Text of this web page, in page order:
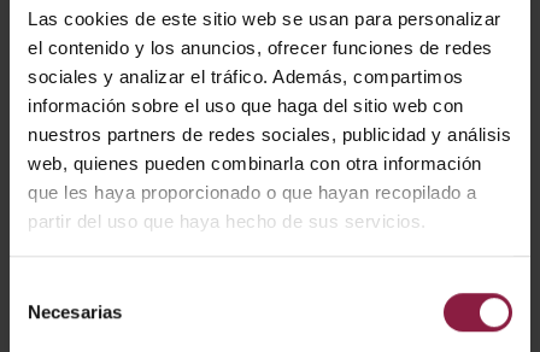
Las cookies de este sitio web se usan para personalizar
el contenido y los anuncios, ofrecer funciones de redes
sociales y analizar el tráfico. Además, compartimos
información sobre el uso que haga del sitio web con
nuestros partners de redes sociales, publicidad y análisis
web, quienes pueden combinarla con otra información
que les haya proporcionado o que hayan recopilado a
partir del uso que haya hecho de sus servicios.
Necesarias
Caja de montaje en superficie para MATTONE
Universal polycarbonate LED bricklight suitable for
residential and hospitality applications
Unique adjustable feet allows for installation into
multiple brick apertures ranging from 85mm to 115mm
Unique adjustable feet allows for installation into
multiple brick apertures ranging from 85mm to 115mm
Polycarbonate construction ideal for coastal
applications
Pre-wired with 500mm of rubber insulated cable
Supplied c/w installation housing for additional
CCT selectable between 3000K and 4000K
Non-dimmable